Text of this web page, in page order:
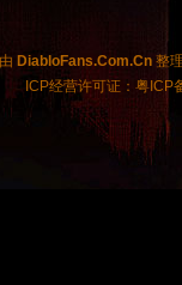
DiabloFans.Com.Cn 整
ICP经营许可证：粤